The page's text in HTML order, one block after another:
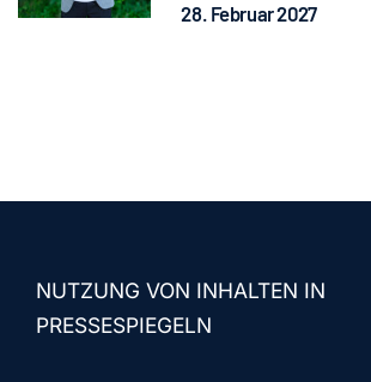
28. Februar 2027
NUTZUNG VON INHALTEN IN
PRESSESPIEGELN